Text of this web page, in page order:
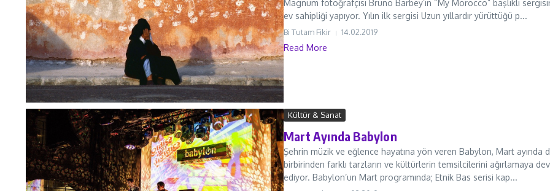
Magnum fotoğrafçısı Bruno Barbey’in “My Morocco” başlıklı
ev sahipliği yapıyor. Yılın ilk sergisi Uzun yıllardır yürüttüğü p...
Bi Tutam Fikir 14.02.2019
Read More
Kültür & Sanat
Mart Ayında Babylon
Şehrin müzik ve eğlence hayatına yön veren Babylon, Mart ayında
birbirinden farklı tarzların ve kültürlerin temsilcilerini ağırlamaya
ediyor. Babylon’un Mart programında; Etnik Bas serisi kap...